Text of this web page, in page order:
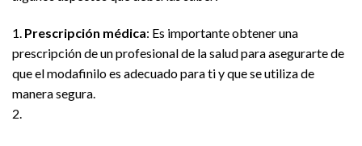
1. Prescripción médica: Es importante obtener una
prescripción de un profesional de la salud para asegurarte de
que el modafinilo es adecuado para ti y que se utiliza de
manera segura.
2.